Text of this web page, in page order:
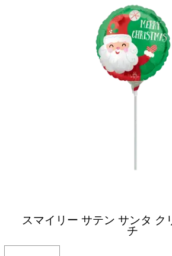
スマイリー サテン サンタ ク
チ